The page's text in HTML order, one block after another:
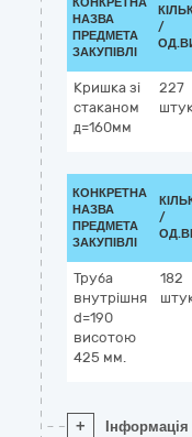
НАЗВА
ПРЕДМЕТА
ЗАКУПІВЛІ
/
Кришка зі
стаканом
д=160мм
227
КОНКРЕТНА
НАЗВА
ПРЕДМЕТА
ЗАКУПІВЛІ
/
Труба
внутрішня
d=190
висотою
425 мм.
182
+